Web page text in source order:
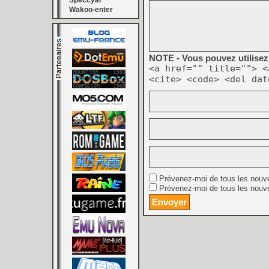
Wakoo-enter
NOTE - Vous pouvez
<a href="" title="">
<cite> <code> <del
Prévenez-moi de tous les
Prévenez-moi de tous les